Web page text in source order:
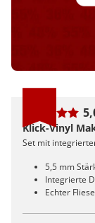
Klick-Vinyl
Set mit
5,5 mm
Integrierte
Echter